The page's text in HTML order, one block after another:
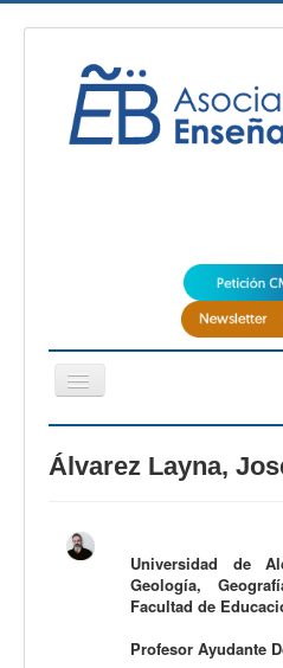
Cambiar
navegación
CertAcleB
Calidad
Artículos
Recursos
Álvarez Layna,
Universidad de
Geología,
Facultad de
Profesor Ayudante